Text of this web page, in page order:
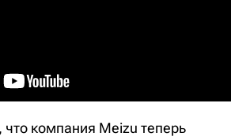
что компания Meizu теперь